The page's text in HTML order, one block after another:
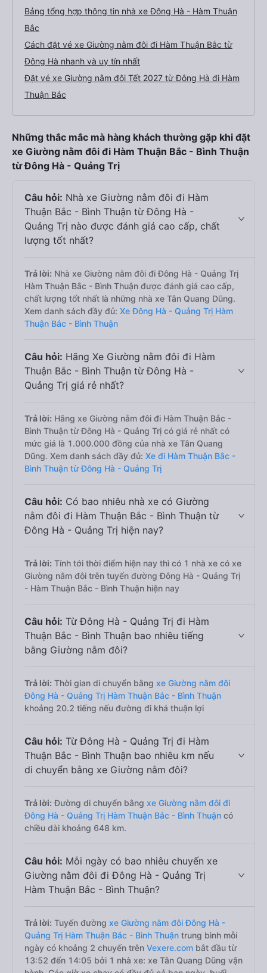
Bảng tổng hợp thông tin nhà xe Đông Hà - Hàm Thuận
Bắc
Cách đặt vé xe Giường nằm đôi đi Hàm Thuận Bắc từ
Đông Hà nhanh và uy tín nhất
Đặt vé xe Giường nằm đôi Tết 2027 từ Đông Hà đi Hàm
Thuận Bắc
Những thắc mắc mà hàng khách thường gặp khi đặt
xe Giường nằm đôi đi Hàm Thuận Bắc - Bình Thuận
từ Đông Hà - Quảng Trị
Câu hỏi: Nhà xe Giường nằm đôi đi Hàm
Thuận Bắc - Bình Thuận từ Đông Hà -
Quảng Trị nào được đánh giá cao cấp, chất
lượng tốt nhất?
Trả lời: Nhà xe Giường nằm đôi đi Đông Hà - Quảng Trị
Hàm Thuận Bắc - Bình Thuận được đánh giá cao cấp,
chất lượng tốt nhất là những nhà xe Tân Quang Dũng.
Xem danh sách đầy đủ: Xe Đông Hà - Quảng Trị Hàm
Thuận Bắc - Bình Thuận
Câu hỏi: Hãng Xe Giường nằm đôi đi Hàm
Thuận Bắc - Bình Thuận từ Đông Hà -
Quảng Trị giá rẻ nhất?
Trả lời: Hãng xe Giường nằm đôi đi Hàm Thuận Bắc -
Bình Thuận từ Đông Hà - Quảng Trị có giá rẻ nhất có
mức giá là 1.000.000 đồng của nhà xe Tân Quang
Dũng. Xem danh sách đầy đủ: Xe đi Hàm Thuận Bắc -
Bình Thuận từ Đông Hà - Quảng Trị
Câu hỏi: Có bao nhiêu nhà xe có Giường
nằm đôi đi Hàm Thuận Bắc - Bình Thuận từ
Đông Hà - Quảng Trị hiện nay?
Trả lời: Tính tới thời điểm hiện nay thì có 1 nhà xe có xe
Giường nằm đôi trên tuyến đường Đông Hà - Quảng Trị
- Hàm Thuận Bắc - Bình Thuận hiện nay
Câu hỏi: Từ Đông Hà - Quảng Trị đi Hàm
Thuận Bắc - Bình Thuận bao nhiêu tiếng
bằng Giường nằm đôi?
Trả lời: Thời gian di chuyển bằng xe Giường nằm đôi
Đông Hà - Quảng Trị Hàm Thuận Bắc - Bình Thuận
khoảng 20.2 tiếng nếu đường đi khá thuận lợi
Câu hỏi: Từ Đông Hà - Quảng Trị đi Hàm
Thuận Bắc - Bình Thuận bao nhiêu km nếu
di chuyển bằng xe Giường nằm đôi?
Trả lời: Đường di chuyển bằng xe Giường nằm đôi đi
Đông Hà - Quảng Trị Hàm Thuận Bắc - Bình Thuận có
chiều dài khoảng 648 km.
Câu hỏi: Mỗi ngày có bao nhiêu chuyến xe
Giường nằm đôi đi Đông Hà - Quảng Trị
Hàm Thuận Bắc - Bình Thuận?
Trả lời: Tuyến đường xe Giường nằm đôi Đông Hà -
Quảng Trị Hàm Thuận Bắc - Bình Thuận trung bình mỗi
ngày có khoảng 2 chuyến trên Vexere.com bắt đầu từ
13:52 đến 14:05 bởi 1 nhà xe: xe Tân Quang Dũng vận